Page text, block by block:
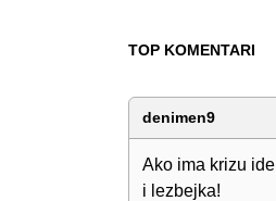
TOP KOMENTARI
denimen9
Ako ima krizu
i lezbejka!